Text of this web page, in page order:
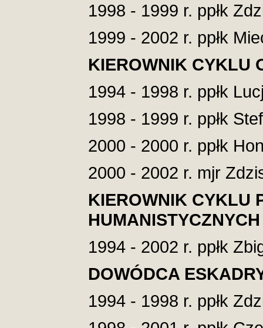
1998 - 1999 r. ppłk
1999 - 2002 r. ppłk
KIEROWNIK CYKLU
1994 - 1998 r. ppłk
1998 - 1999 r. ppłk
2000 - 2000 r. ppłk
2000 - 2002 r. mjr
KIEROWNIK CYKLU
HUMANISTYCZNYCH
1994 - 2002 r. ppłk
DOWÓDCA
1994 - 1998 r. ppłk